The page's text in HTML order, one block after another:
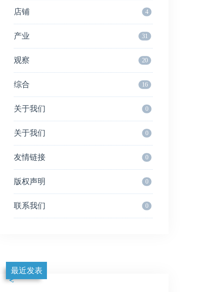
店铺 4
产业 31
观察 20
综合 16
关于我们 0
关于我们 0
友情链接 0
版权声明 0
联系我们 0
最近发表